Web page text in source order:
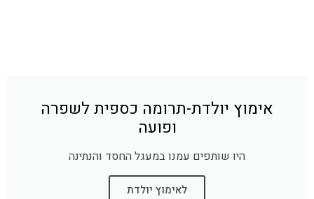
אימוץ יולדת-תרומה כספית לשפרה
ופועה
היו שותפים עמנו במעגל החסד והנתינה
לאימוץ יולדת